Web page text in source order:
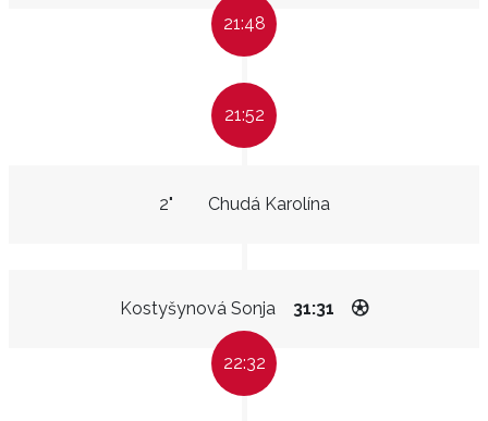
21:48
21:52
Chudá Karolína
2"
Kostyšynová Sonja 31:31
22:32